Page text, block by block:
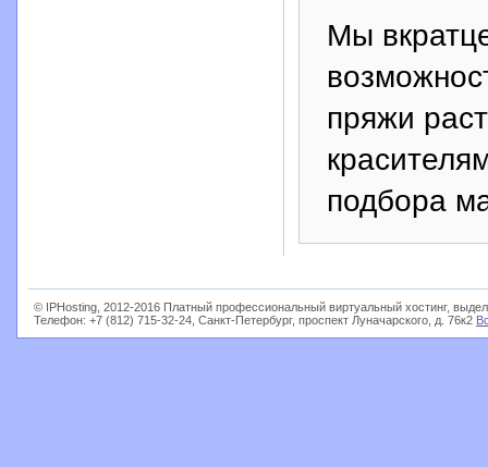
Мы
пряжи
подбора
© IPHosting, 2012-2016 Платный профессиональный виртуальный хостинг,
Телефон: +7 (812) 715-32-24, Санкт-Петербург, проспект Луначарского, д. 76к2